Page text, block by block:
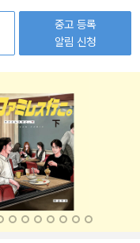
중고 등록
알림 신청